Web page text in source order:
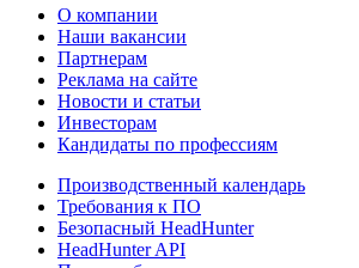
О компании
Наши вакансии
Партнерам
Реклама на сайте
Новости и статьи
Инвесторам
Кандидаты по профессиям
Производственный календарь
Требования к ПО
Безопасный HeadHunter
HeadHunter API